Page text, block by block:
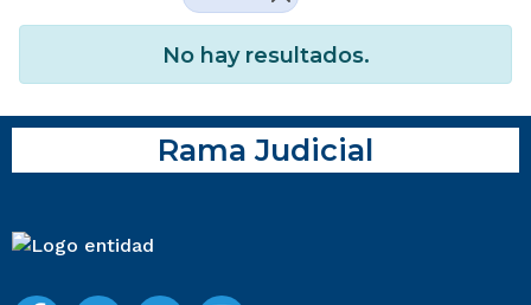
No hay resultados.
Rama Judicial